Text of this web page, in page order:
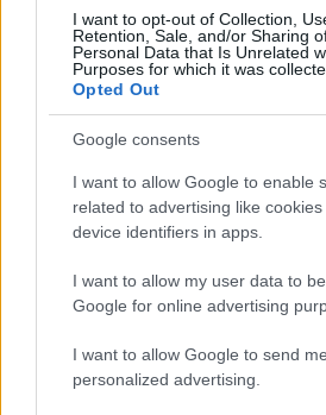
I want to opt-out of Collection,
Retention, Sale, and/or Sharing
Personal Data that Is Unrelated
Purposes for which it was
Opted Out
Google consents
I want to allow Google to enable
related to advertising like
device identifiers in apps.
I want to allow my user data to
Google for online advertising
I want to allow Google to send me
personalized advertising.
kennen dit platform niet.Moo moet
mee houden dat MetaTrader 4 en
handelssoftware zijn.U moet het
makelaar openen en inloggen op
analyseren en te bewerken.
voorzichtig zijn bij het kiezen van
veilige uitwisseling om onnodige
AUTEUR